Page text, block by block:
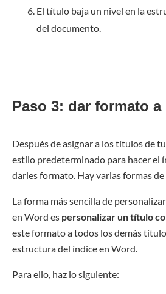
El título baja un nivel en la
del documento.
Paso 3: dar formato
Después de asignar a los títulos de
estilo predeterminado para hacer el
darles formato. Hay varias formas
La forma más sencilla de
en Word es personalizar un título
este formato a todos los demás
estructura del índice en Word.
Para ello, haz lo siguiente: